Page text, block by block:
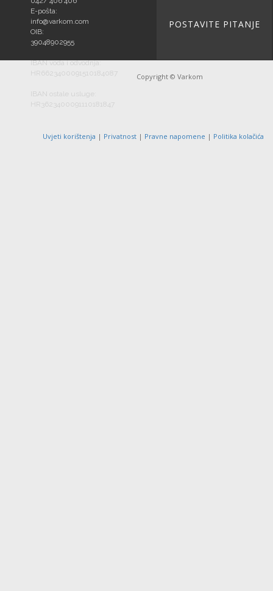
E-pošta:
info@varkom.com
OIB:
39048902955
IBAN voda i odvodnja:
HR6623400091510184087
IBAN ostale usluge:
HR3623400091110181847
POSTAVITE PITANJE
Copyright © Varkom
Uvjeti korištenja | Privatnost | Pravne napomene | Politika kolačića